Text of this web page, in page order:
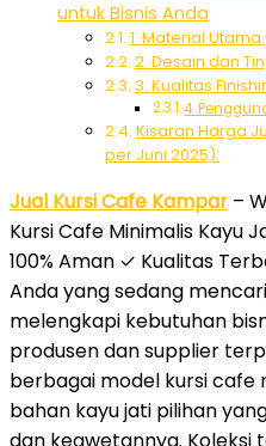
untuk Bisnis Anda
1. Material
2. Desain dan
3. Kualitas
4.
Kisaran Harga
per Juni 2025):
Jual Kursi Cafe Kampar –
Kursi Cafe Minimalis Kayu
100% Aman ✓ Kualitas
Anda yang sedang mencari
melengkapi kebutuhan
produsen dan supplier
berbagai model kursi cafe
bahan kayu jati pilihan